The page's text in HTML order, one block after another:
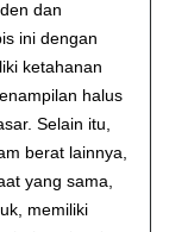
dan
ini dengan
ketahanan
halus
Selain itu,
berat lainnya,
yang sama,
memiliki